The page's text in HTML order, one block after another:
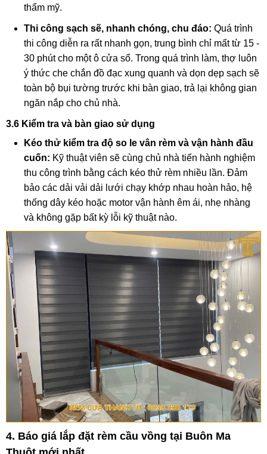
thẩm mỹ.
Thi công sạch sẽ, nhanh chóng, chu đáo: Quá trình
thi công diễn ra rất nhanh gọn, trung bình chỉ mất từ 15 -
30 phút cho một ô cửa sổ. Trong quá trình làm, thợ luôn
ý thức che chắn đồ đạc xung quanh và dọn dẹp sạch sẽ
toàn bộ bụi tường trước khi bàn giao, trả lại không gian
ngăn nắp cho chủ nhà.
3.6 Kiểm tra và bàn giao sử dụng
Kéo thử kiểm tra độ so le vân rèm và vận hành đầu
cuốn: Kỹ thuật viên sẽ cùng chủ nhà tiến hành nghiệm
thu công trình bằng cách kéo thử rèm nhiều lần. Đảm
bảo các dải vải dải lưới chạy khớp nhau hoàn hảo, hệ
thống dây kéo hoặc motor vận hành êm ái, nhẹ nhàng
và không gặp bất kỳ lỗi kỹ thuật nào.
4. Báo giá lắp đặt rèm cầu vồng tại Buôn Ma